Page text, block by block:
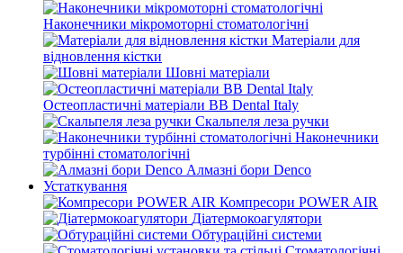
Наконечники мікромоторні стоматологічні
Матеріали для
відновлення кістки
Шовні матеріали
Остеопластичні матеріали BB Dental Italy
Скальпеля леза ручки
Наконечники
турбінні стоматологічні
Алмазні бори Denco
Устаткування
Компресори POWER AIR
Діатермокоагулятори
Обтураційні системи